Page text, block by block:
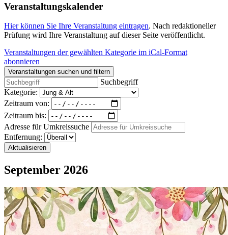
Veranstaltungskalender
Hier können Sie Ihre Veranstaltung eintragen. Nach redaktioneller
Prüfung wird Ihre Veranstaltung auf dieser Seite veröffentlicht.
Veranstaltungen der gewählten Kategorie im iCal-Format
abonnieren
Veranstaltungen suchen und filtern
Suchbegriff
Kategorie:
Zeitraum von:
Zeitraum bis:
Adresse für Umkreissuche
Entfernung:
Aktualisieren
September 2026